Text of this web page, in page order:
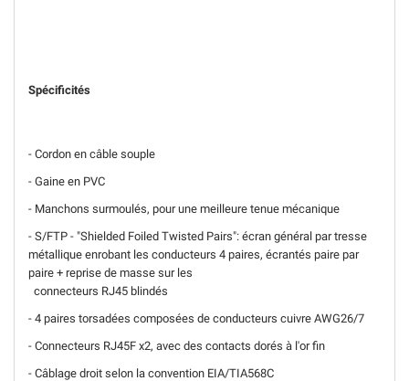
Spécificités
- Cordon en câble souple
- Gaine en PVC
- Manchons surmoulés, pour une meilleure tenue mécanique
- S/FTP - "Shielded Foiled Twisted Pairs": écran général par tresse
métallique enrobant les conducteurs 4 paires, écrantés paire par
paire + reprise de masse sur les
connecteurs RJ45 blindés
- 4 paires torsadées composées de conducteurs cuivre AWG26/7
- Connecteurs RJ45F x2, avec des contacts dorés à l'or fin
- Câblage droit selon la convention EIA/TIA568C